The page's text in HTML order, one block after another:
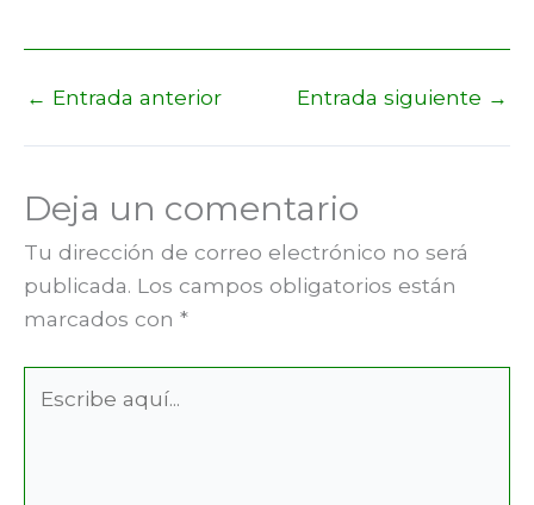
← Entrada anterior Entrada siguiente →
Deja un comentario
Tu dirección de correo electrónico no será
publicada. Los campos obligatorios están
marcados con *
aquí...